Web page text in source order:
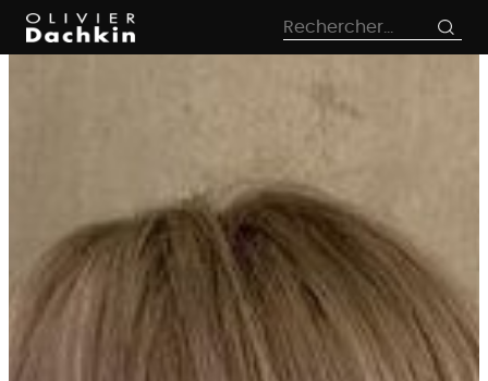
contenu
Rechercher :